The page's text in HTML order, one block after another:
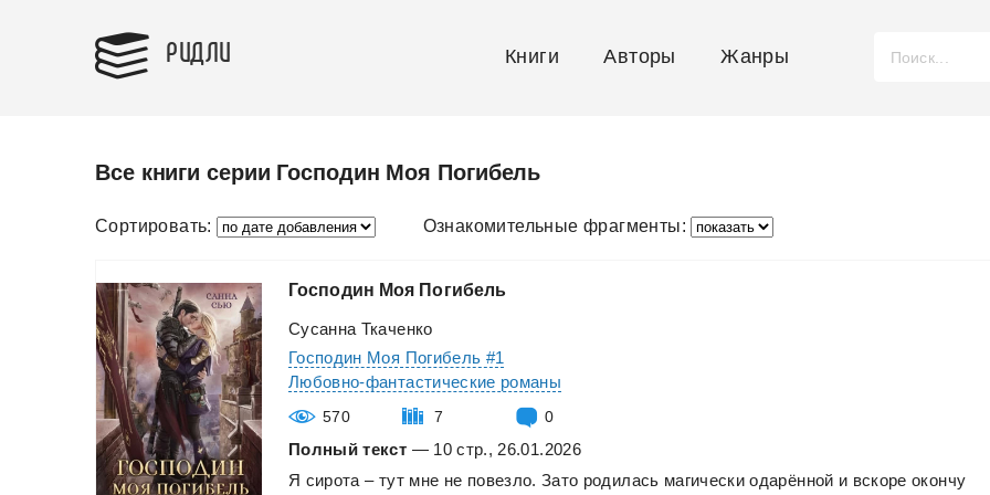
РИДЛИ Книги Авторы Жанры
Все книги серии Господин Моя Погибель
Сортировать: Ознакомительные фрагменты:
Господин Моя Погибель
Сусанна Ткаченко
Господин Моя Погибель #1
Любовно-фантастические романы
570 7 0
Полный текст — 10 стр., 26.01.2026
Я сирота – тут мне не повезло. Зато родилась магически одарённой и вскоре окончу